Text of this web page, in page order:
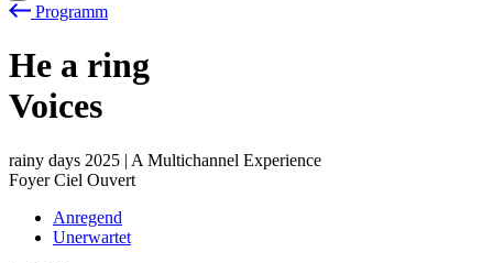
Programm
He a ring
Voices
rainy days 2025 | A Multichannel Experience
Foyer Ciel Ouvert
Anregend
Unerwartet